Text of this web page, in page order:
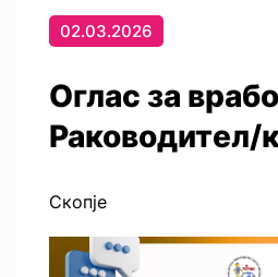
02.03.2026
Оглас за
Раководител/
Скопје